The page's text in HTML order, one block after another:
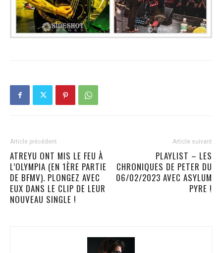
Article précédent
ATREYU ONT MIS LE FEU À
L’OLYMPIA (EN 1ÈRE PARTIE
DE BFMV). PLONGEZ AVEC
EUX DANS LE CLIP DE LEUR
NOUVEAU SINGLE !
Article suivant
PLAYLIST – LES
CHRONIQUES DE PETER DU
06/02/2023 AVEC ASYLUM
PYRE !